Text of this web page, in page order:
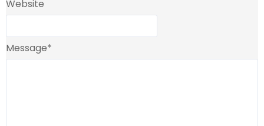
Message*
Website